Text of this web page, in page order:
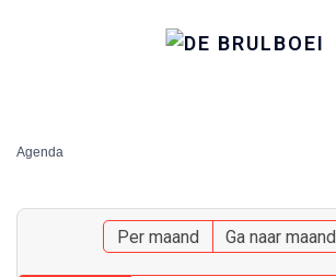
Agenda
Per maand Ga naar maand